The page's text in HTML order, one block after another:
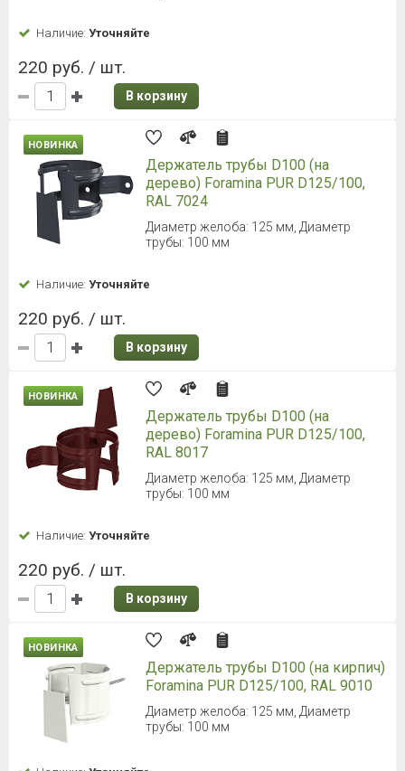
Наличие: Уточняйте
220 руб. / шт.
В корзину
НОВИНКА
Держатель трубы D100 (на
дерево) Foramina PUR D125/100,
RAL 7024
Диаметр желоба: 125 мм, Диаметр
трубы: 100 мм
Наличие: Уточняйте
220 руб. / шт.
В корзину
НОВИНКА
Держатель трубы D100 (на
дерево) Foramina PUR D125/100,
RAL 8017
Диаметр желоба: 125 мм, Диаметр
трубы: 100 мм
Наличие: Уточняйте
220 руб. / шт.
В корзину
НОВИНКА
Держатель трубы D100 (на кирпич)
Foramina PUR D125/100, RAL 9010
Диаметр желоба: 125 мм, Диаметр
трубы: 100 мм